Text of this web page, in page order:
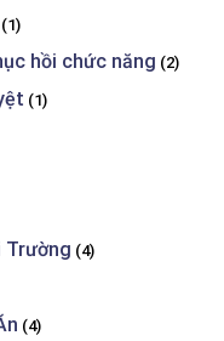
(1)
hồi chức năng (2)
(1)
Trường (4)
(4)